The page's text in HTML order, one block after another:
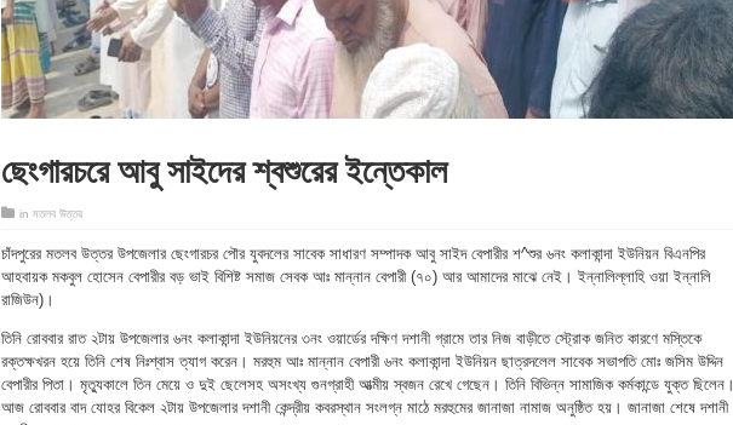
ছেংগারচরে আবু সাইদের শ্বশুরের ইন্তেকাল
in মতলব উত্তর
চাঁদপুরের মতলব উত্তর উপজেলার ছেংগারচর পৌর যুবদলের সাবেক সাধারণ সম্পাদক আবু সাইদ বেপারীর শ^শুর ৬নং কলাকান্দা ইউনিয়ন বিএনপির
আহবায়ক মকবুল হোসেন বেপারীর বড় ভাই বিশিষ্ট সমাজ সেবক আঃ মান্নান বেপারী (৭০) আর আমাদের মাঝে নেই। ইন্নালিল্লাহি ওয়া ইন্নালি
রাজিউন)।
তিনি রোববার রাত ২টায় উপজেলার ৬নং কলাকান্দা ইউনিয়নের ৩নং ওয়ার্ডের দক্ষিণ দশানী গ্রামে তার নিজ বাড়ীতে স্ট্রোক জনিত কারণে মস্তিকে
রক্তক্ষখরন হয়ে তিনি শেষ নিঃশ্বাস ত্যাগ করেন। মরহুম আঃ মান্নান বেপারী ৬নং কলাকান্দা ইউনিয়ন ছাত্রদলেল সাবেক সভাপতি মোঃ জসিম উদ্দিন
বেপারীর পিতা। মৃত্যুকালে তিন মেয়ে ও দুই ছেলেসহ অসংখ্য গুনগ্রাহী আত্মীয় স্বজন রেখে গেছেন। তিনি বিভিন্ন সামাজিক কর্মকান্ডে যুক্ত ছিলেন।
আজ রোববার বাদ যোহর বিকেল ২টায় উপজেলার দশানী কেন্দ্রীয় কবরস্থান সংলগ্ন মাঠে মরহুমের জানাজা নামাজ অনুষ্ঠিত হয়। জানাজা শেষে দশানী